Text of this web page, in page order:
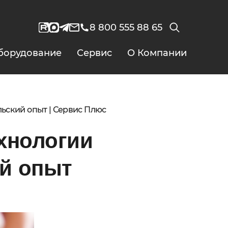
8 800 555 88 65
Сервис О Компании
опыт | Сервис Плюс
опыт